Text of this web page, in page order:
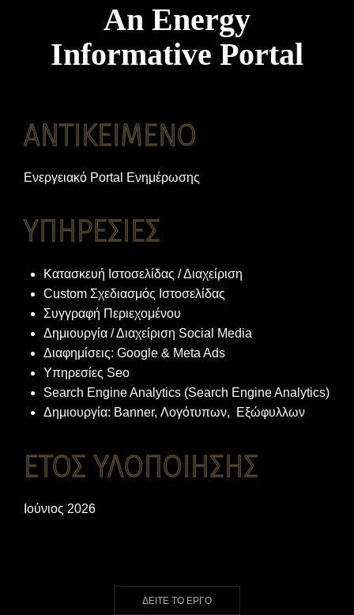
An Energy
Informative Portal
ANTIKEIMENO
Ενεργειακό Portal Ενημέρωσης
ΥΠΗΡΕΣΙΕΣ
Κατασκευή Ιστοσελίδας / Διαχείριση
Custom Σχεδιασμός Ιστοσελίδας
Συγγραφή Περιεχομένου
Δημιουργία / Διαχείριση Social Media
Διαφημίσεις: Google & Meta Ads
Υπηρεσίες Seo
Search Engine Analytics (Search Engine Analytics)
Δημιουργία: Banner, Λογότυπων, Εξώφυλλων
ΕΤΟΣ ΥΛΟΠΟΙΗΣΗΣ
Ιούνιος 2026
ΔΕΙΤΕ ΤΟ ΕΡΓΟ